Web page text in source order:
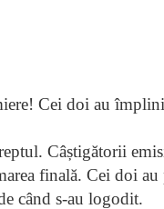
Câștigătorii
finală. Cei doi
când s-au logodit.